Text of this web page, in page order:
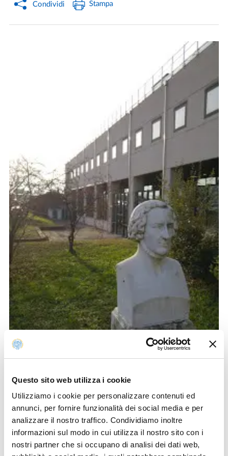
Questo sito web utilizza i cookie
Utilizziamo i cookie per personalizzare contenuti ed
annunci, per fornire funzionalità dei social media e per
analizzare il nostro traffico. Condividiamo inoltre
informazioni sul modo in cui utilizza il nostro sito con i
nostri partner che si occupano di analisi dei dati web,
Condividi Stampa